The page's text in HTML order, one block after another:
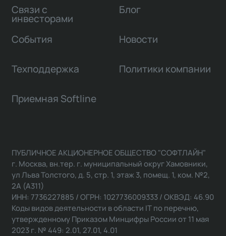
Связи с
инвесторами
Блог
События Новости
Техподдержка Политики компании
Приемная Softline
ПУБЛИЧНОЕ АКЦИОНЕРНОЕ ОБЩЕСТВО "СОФТЛАЙН"
г. Москва, вн.тер. г. муниципальный округ Хамовники,
ул Льва Толстого, д. 5, стр. 1, этаж 3, помещ. 1, ком. №2,
2А (А311)
ИНН: 7736227885 / ОГРН: 1027736009333 / ОКВЭД: 46.90
Коды видов деятельности в области IT по перечню,
утвержденному Приказом Минцифры России от 11 мая
2023 г. № 449: 2.01, 27.01, 4.01